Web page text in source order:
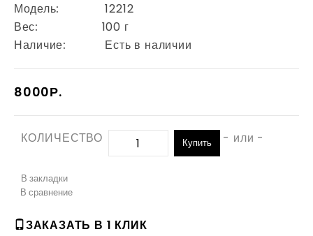
Модель:
12212
Вес:
100 г
Наличие:
Есть в наличии
8000Р.
КОЛИЧЕСТВО Купить - или -
В закладки
В сравнение
ЗАКАЗАТЬ В 1 КЛИК